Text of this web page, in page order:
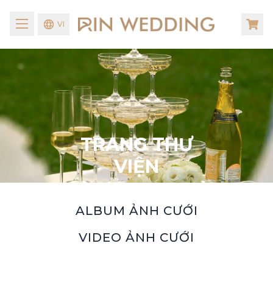
VI
TRANG THƯ
VIỆN
ALBUM ẢNH CƯỚI
VIDEO ẢNH CƯỚI